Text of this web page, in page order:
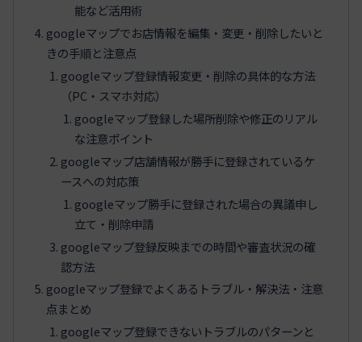
能など活用術
googleマップでお店情報を編集・変更・削除したいと
きの手順と注意点
googleマップ登録情報変更・削除の具体的な方法
（PC・スマホ対応）
googleマップ登録した場所削除や修正のリアル
な注意ポイント
googleマップ店舗情報が勝手に登録されているケ
ースへの対応策
googleマップ勝手に登録された場合の異議申し
立て・削除申請
googleマップ登録反映までの時間や審査状況の確
認方法
googleマップ登録でよくあるトラブル・解決法・注意
点まとめ
googleマップ登録できないトラブルのパターンと